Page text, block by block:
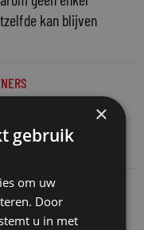
kan blijven
talent×
gebruik
om uw
Door
u in met